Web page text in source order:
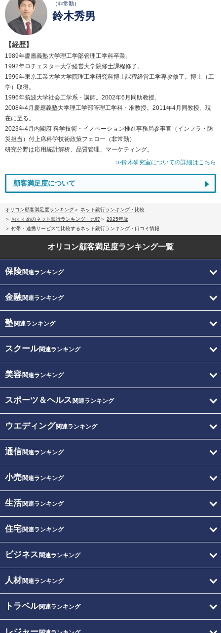
（非常勤）
鈴木秀男
【経歴】
1989年慶應義塾大学理工学部管理工学科卒業。
1992年ロチェスター大学経営大学院修士課程修了。
1996年東京工業大学大学院理工学研究科博士課程経営工学専攻修了。博士（工
学）取得。
1996年筑波大学社会工学系・講師。2002年6月同助教授。
2008年4月慶應義塾大学理工学部管理工学科・准教授。2011年4月同教授、現
在に至る。
2023年4月内閣府 科学技術・イノベーション推進事務局参事官（インフラ・防
災担当）付上席科学技術政策フェロー（非常勤）
研究分野は応用統計解析、品質管理、マーケティング。
≫鈴木研究室についての詳細はこちら
顧客満足度について
オリコン顧客満足度ランキング
ネット銀行ランキング・比較
おすすめのネット銀行ランキング・比較
2025年版
付帯・連携サービスで比較するネット銀行ランキング・口コミ情報
オリコン顧客満足度ランキング一覧
保険関連ランキング
金融関連ランキング
塾関連ランキング
スクール関連ランキング
美容関連ランキング
スポーツ＆ヘルス 関連ランキング
ウエディング関連ランキング
通信関連ランキング
小売関連ランキング
生活関連ランキング
住宅関連ランキング
ビジネス 関連ランキング
人材関連ランキング
トラベル関連ランキング